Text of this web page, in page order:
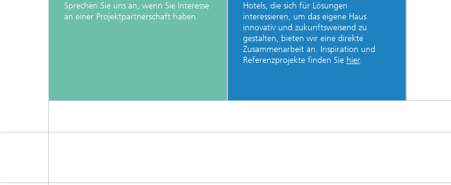
Sprechen Sie uns an, wenn Sie Interesse
an einer Projektpartnerschaft haben.
Hotels, die sich für Lösungen
interessieren, um das eigene Haus
innovativ und zukunftsweisend zu
gestalten, bieten wir eine direkte
Zusammenarbeit an. Inspiration und
Referenzprojekte finden Sie hier.